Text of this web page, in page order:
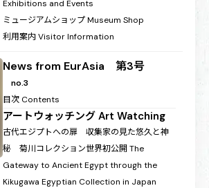
Exhibitions and Events
ミュージアムショップ Museum Shop
利用案内Visitor Information
News from EurAsia 第3号
no.3
目次 Contents
アートウォッチング Art Watching
古代エジプトへの扉 収集家の見た悠久と神
秘 菊川コレクション世界初公開 The
Gateway to Ancient Egypt through the
Kikugawa Egyptian Collection in Japan